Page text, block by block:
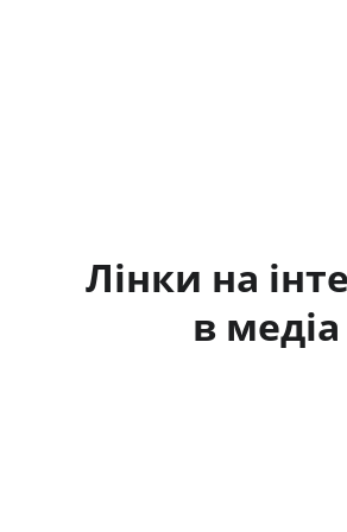
Лінки на
в медіа